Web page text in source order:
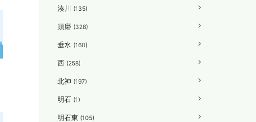
湊川 (135)
須磨 (328)
垂水 (160)
西 (258)
北神 (197)
明石 (1)
明石東 (105)